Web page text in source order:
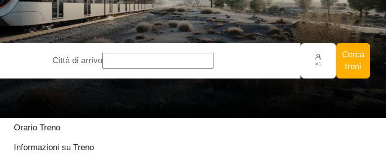
Città di arrivo ×1
Cerca
treni
Orario Treno
Informazioni su Treno